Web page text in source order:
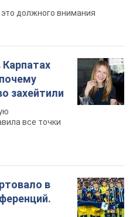
должного внимания
захейтили
все точки
в